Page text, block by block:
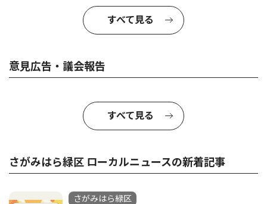
すべて見る
意見広告・議会報告
すべて見る
さがみはら緑区 ローカルニュースの新着記事
さがみはら緑区